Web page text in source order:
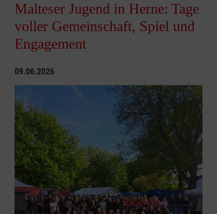
Malteser Jugend in Herne: Tage
voller Gemeinschaft, Spiel und
Engagement
09.06.2026